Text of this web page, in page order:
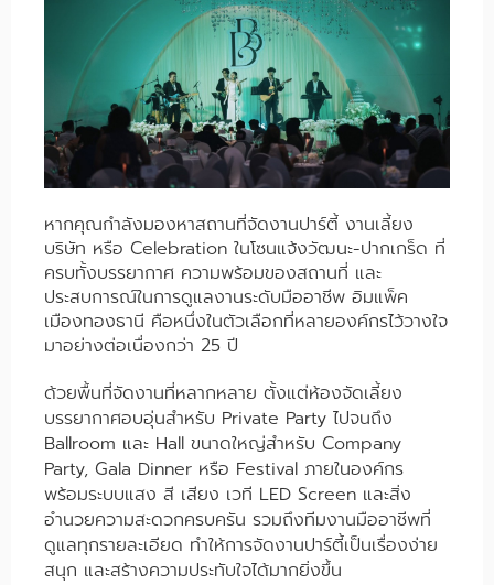
หากคุณกำลังมองหาสถานที่จัดงานปาร์ตี้ งานเลี้ยง
บริษัท หรือ Celebration ในโซนแจ้งวัฒนะ-ปากเกร็ด ที่
ครบทั้งบรรยากาศ ความพร้อมของสถานที่ และ
ประสบการณ์ในการดูแลงานระดับมืออาชีพ อิมแพ็ค
เมืองทองธานี คือหนึ่งในตัวเลือกที่หลายองค์กรไว้วางใจ
มาอย่างต่อเนื่องกว่า 25 ปี
ด้วยพื้นที่จัดงานที่หลากหลาย ตั้งแต่ห้องจัดเลี้ยง
บรรยากาศอบอุ่นสำหรับ Private Party ไปจนถึง
Ballroom และ Hall ขนาดใหญ่สำหรับ Company
Party, Gala Dinner หรือ Festival ภายในองค์กร
พร้อมระบบแสง สี เสียง เวที LED Screen และสิ่ง
อำนวยความสะดวกครบครัน รวมถึงทีมงานมืออาชีพที่
ดูแลทุกรายละเอียด ทำให้การจัดงานปาร์ตี้เป็นเรื่องง่าย
สนุก และสร้างความประทับใจได้มากยิ่งขึ้น